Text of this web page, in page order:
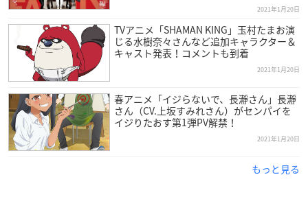
【フォロー＆RTキャンペーン！】
『贄姫と獣の王』アニメ化解禁を記念して、フォロー＆RT
キャンペーンを開催🎉
で1名様に友藤結先生イラスト色紙が当たります！
ぜひご応募ください！#niehime#贄姫と獣の王 pic.twitter.
com/Prfwqp2GZd
— アニメ『贄姫と獣の王』公式アカウント (@niehime_ani
2021年1月20日
TVアニメ「SHAMAN KING」玉村たまお演
じる水樹奈々さんなど追加キャラクター＆
キャスト発表！コメントも到着
2021年1月20日
春アニメ「イジらないで、長瀞さん」長瀞
さん（CV.上坂すみれさん）がセンパイを
イジりたおす第1弾PV解禁！
2021年1月20日
もっと見る